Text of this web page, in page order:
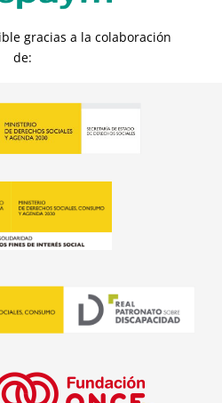
gracias a la colaboración
de: